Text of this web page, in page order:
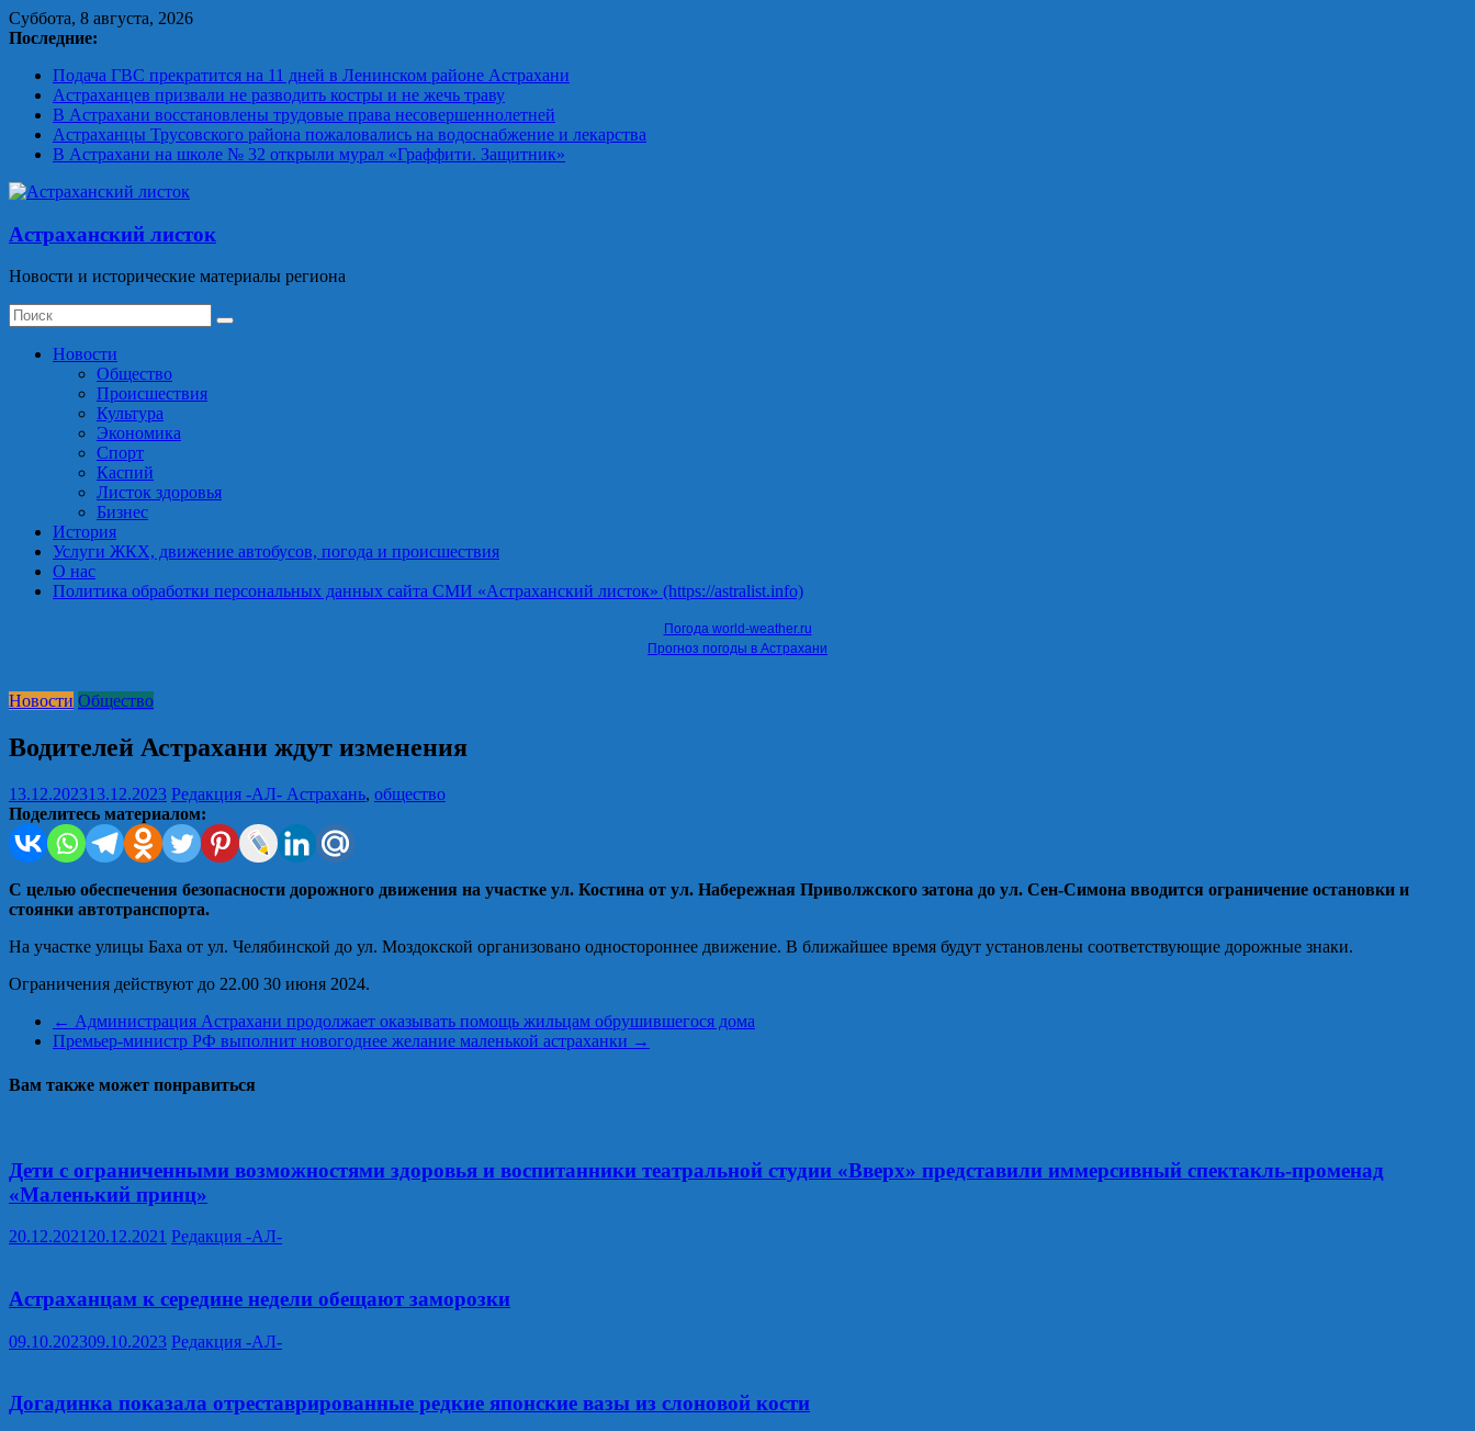
Skip
to
Суббота, 8 августа, 2026
Последние:
Подача ГВС прекратится на 11 дней в Ленинском районе Астрахани
Астраханцев призвали не разводить костры и не жечь траву
В Астрахани восстановлены трудовые права несовершеннолетней
Астраханцы Трусовского района пожаловались на водоснабжение и лекарства
В Астрахани на школе № 32 открыли мурал «Граффити. Защитник»
Астраханский листок
Новости и исторические материалы региона
Новости
Общество
Происшествия
Культура
Экономика
Спорт
Каспий
Листок здоровья
Бизнес
История
Услуги ЖКХ, движение автобусов, погода и происшествия
О нас
Политика обработки персональных данных сайта СМИ «Астраханский листок» (https://astralist.info)
Погода world-weather.ru
Прогноз погоды в Астрахани
Новости Общество
Водителей Астрахани ждут изменения
13.12.202313.12.2023 Редакция -АЛ- Астрахань, общество
Поделитесь материалом:
С целью обеспечения безопасности дорожного движения на участке ул. Костина от ул. Набережная Приволжского затона до ул. Сен-Симона вводится ограничение остановки и
стоянки автотранспорта.
На участке улицы Баха от ул. Челябинской до ул. Моздокской организовано одностороннее движение. В ближайшее время будут установлены соответствующие дорожные знаки.
Ограничения действуют до 22.00 30 июня 2024.
← Администрация Астрахани продолжает оказывать помощь жильцам обрушившегося дома
Премьер-министр РФ выполнит новогоднее желание маленькой астраханки →
Вам также может понравиться
Дети с ограниченными возможностями здоровья и воспитанники театральной студии «Вверх» представили иммерсивный спектакль-променад
«Маленький принц»
20.12.2021 20.12.2021 Редакция -АЛ-
Астраханцам к середине недели обещают заморозки
09.10.202309.10.2023 Редакция -АЛ-
Догадинка показала отреставрированные редкие японские вазы из слоновой кости